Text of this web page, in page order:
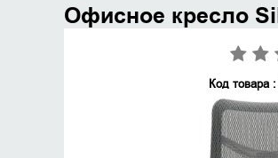
Офисное кресло
Код товара